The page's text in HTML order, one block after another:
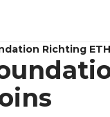
Richting